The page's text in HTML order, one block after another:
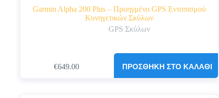
Garmin Alpha 200 Plus – Προηγμένο GPS Εντοπισμού
Κυνηγετικών Σκύλων
GPS Σκύλων
€649.00 ΠΡΟΣΘΉΚΗ ΣΤΟ ΚΑΛΆΘΙ